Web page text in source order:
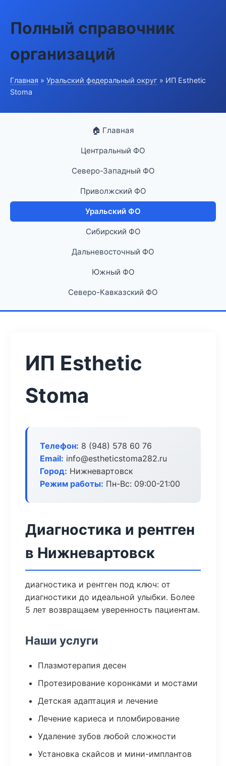
Полный справочник
организаций
Главная » Уральский федеральный округ » ИП Esthetic
Stoma
🏠 Главная
Центральный ФО
Северо-Западный ФО
Приволжский ФО
Уральский ФО
Сибирский ФО
Дальневосточный ФО
Южный ФО
Северо-Кавказский ФО
ИП Esthetic
Stoma
Телефон: 8 (948) 578 60 76
Email: info@estheticstoma282.ru
Город: Нижневартовск
Режим работы: Пн-Вс: 09:00-21:00
Диагностика и рентген
в Нижневартовск
диагностика и рентген под ключ: от
диагностики до идеальной улыбки. Более
5 лет возвращаем уверенность пациентам.
Наши услуги
Плазмотерапия десен
Протезирование коронками и мостами
Детская адаптация и лечение
Лечение кариеса и пломбирование
Удаление зубов любой сложности
Установка скайсов и мини-имплантов